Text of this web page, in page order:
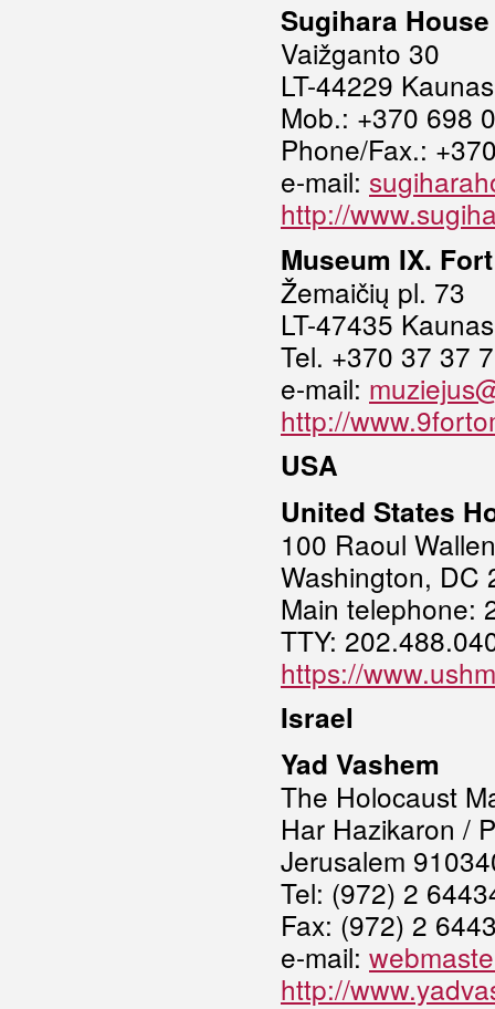
Sugihara House
Vaižganto 30
LT-44229 Kaunas
Mob.: +370 698
Phone/Fax.:
e-mail:
http://
Museum IX. Fort
Žemaičių pl. 73
LT-47435 Kaunas
Tel. +370 37 37
e-mail:
http://
USA
United States
100 Raoul
Washington, DC
Main telephone:
TTY:
https://
Israel
Yad Vashem
The Holocaust
Har Hazikaron /
Jerusalem
Tel: (972) 2
Fax: (972) 2
e-mail:
http://